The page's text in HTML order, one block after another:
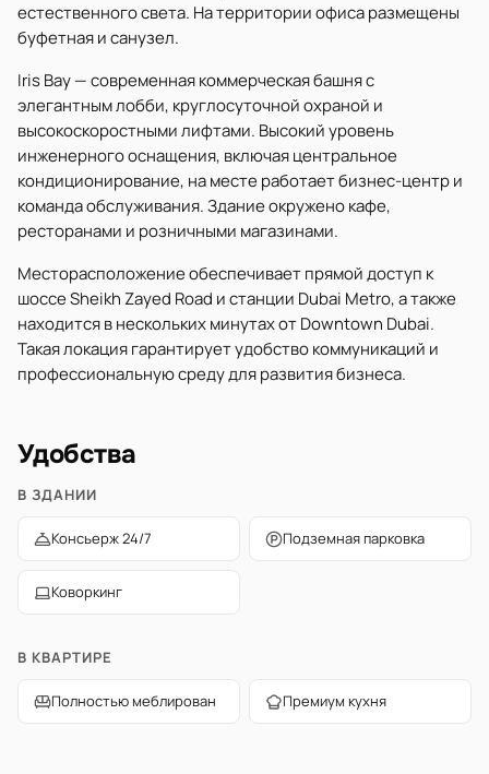
естественного света. На территории офиса размещены
буфетная и санузел.
Iris Bay — современная коммерческая башня с
элегантным лобби, круглосуточной охраной и
высокоскоростными лифтами. Высокий уровень
инженерного оснащения, включая центральное
кондиционирование, на месте работает бизнес-центр и
команда обслуживания. Здание окружено кафе,
ресторанами и розничными магазинами.
Месторасположение обеспечивает прямой доступ к
шоссе Sheikh Zayed Road и станции Dubai Metro, а также
находится в нескольких минутах от Downtown Dubai.
Такая локация гарантирует удобство коммуникаций и
профессиональную среду для развития бизнеса.
Удобства
В ЗДАНИИ
Консьерж 24/7 Подземная парковка
Коворкинг
В КВАРТИРЕ
Полностью меблирован Премиум кухня